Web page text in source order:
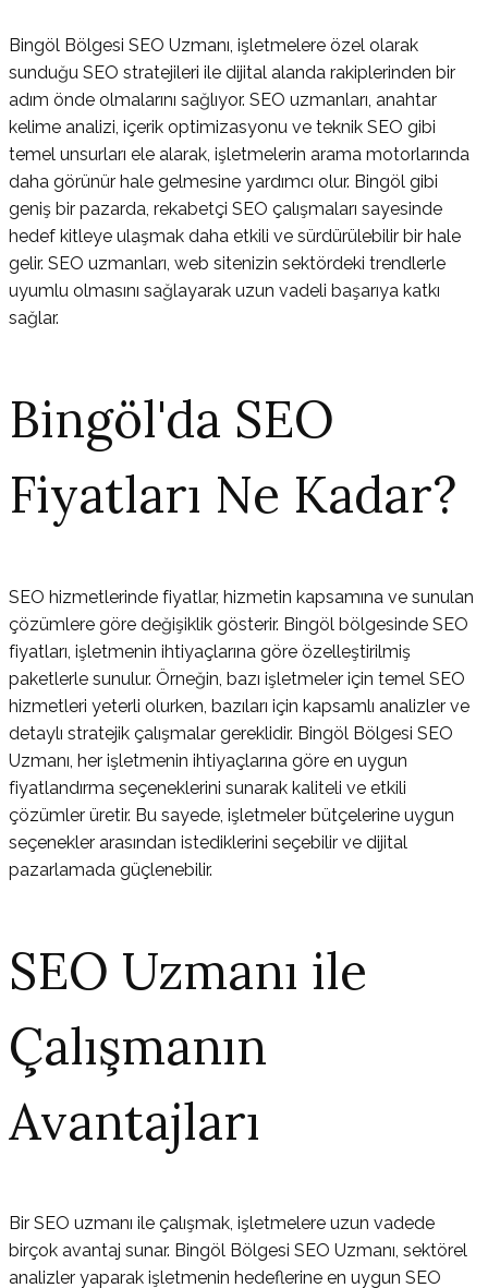
Bingöl Bölgesi SEO Uzmanı, işletmelere özel olarak
sunduğu SEO stratejileri ile dijital alanda rakiplerinden bir
adım önde olmalarını sağlıyor. SEO uzmanları, anahtar
kelime analizi, içerik optimizasyonu ve teknik SEO gibi
temel unsurları ele alarak, işletmelerin arama motorlarında
daha görünür hale gelmesine yardımcı olur. Bingöl gibi
geniş bir pazarda, rekabetçi SEO çalışmaları sayesinde
hedef kitleye ulaşmak daha etkili ve sürdürülebilir bir hale
gelir. SEO uzmanları, web sitenizin sektördeki trendlerle
uyumlu olmasını sağlayarak uzun vadeli başarıya katkı
sağlar.
Bingöl'da SEO
Fiyatları Ne Kadar?
SEO hizmetlerinde fiyatlar, hizmetin kapsamına ve sunulan
çözümlere göre değişiklik gösterir. Bingöl bölgesinde SEO
fiyatları, işletmenin ihtiyaçlarına göre özelleştirilmiş
paketlerle sunulur. Örneğin, bazı işletmeler için temel SEO
hizmetleri yeterli olurken, bazıları için kapsamlı analizler ve
detaylı stratejik çalışmalar gereklidir. Bingöl Bölgesi SEO
Uzmanı, her işletmenin ihtiyaçlarına göre en uygun
fiyatlandırma seçeneklerini sunarak kaliteli ve etkili
çözümler üretir. Bu sayede, işletmeler bütçelerine uygun
seçenekler arasından istediklerini seçebilir ve dijital
pazarlamada güçlenebilir.
SEO Uzmanı ile
Çalışmanın
Avantajları
Bir SEO uzmanı ile çalışmak, işletmelere uzun vadede
birçok avantaj sunar. Bingöl Bölgesi SEO Uzmanı, sektörel
analizler yaparak işletmenin hedeflerine en uygun SEO